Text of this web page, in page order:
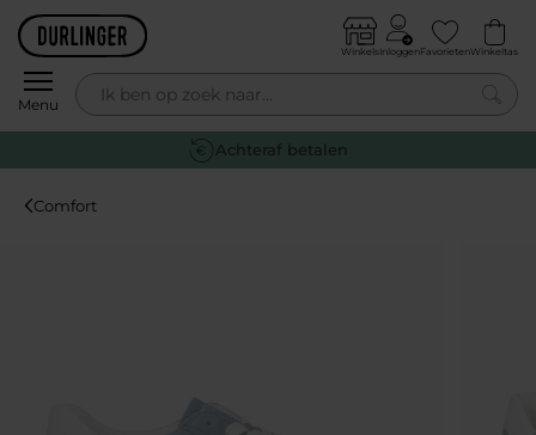
Skip to content
Menu
WinkelsInloggenFavorietenWinkeltas
0
Achteraf betalen
Comfort